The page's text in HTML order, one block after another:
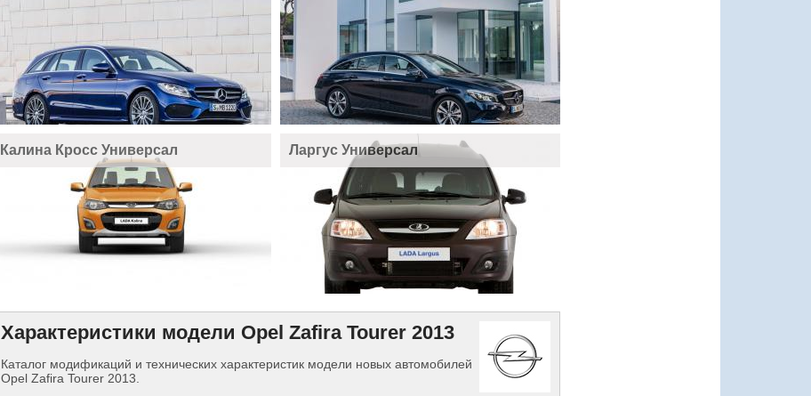
Калина Кросс Универсал Ларгус Универсал
Характеристики модели Opel Zafira Tourer 2013
Каталог модификаций и технических характеристик модели новых автомобилей
Opel Zafira Tourer 2013.